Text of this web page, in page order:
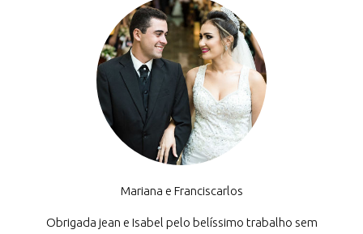
Mariana e Franciscarlos
Obrigada jean e Isabel pelo belíssimo trabalho sem